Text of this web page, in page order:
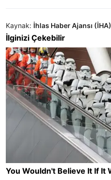
Kaynak: İhlas Haber Ajansı (İHA)